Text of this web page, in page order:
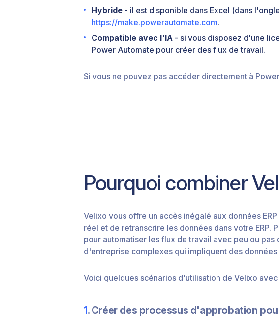
Hybride - il est disponible dans Excel (dans
https://make.powerautomate.com.
Compatible avec l'IA - si vous disposez d'une
Power Automate pour créer des flux de travail.
Si vous ne pouvez pas accéder directement à
Pourquoi combiner
Velixo vous offre un accès inégalé aux données
réel et de retranscrire les données dans votre
pour automatiser les flux de travail avec peu ou
d'entreprise complexes qui impliquent des données
Voici quelques scénarios d'utilisation de Velixo
1. Créer des processus d'approbation